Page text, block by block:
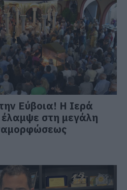
Εύβοια! Η Ιερά
στη μεγάλη